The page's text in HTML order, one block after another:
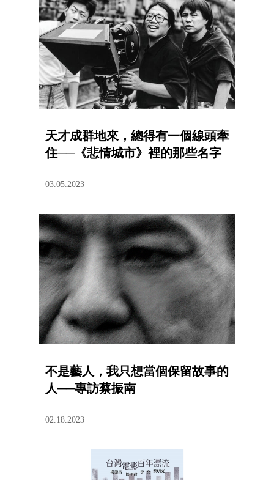
天才成群地來，總得有一個線頭牽
住──《悲情城市》裡的那些名字
03.05.2023
不是藝人，我只想當個保留故事的
人──專訪蔡振南​​
02.18.2023